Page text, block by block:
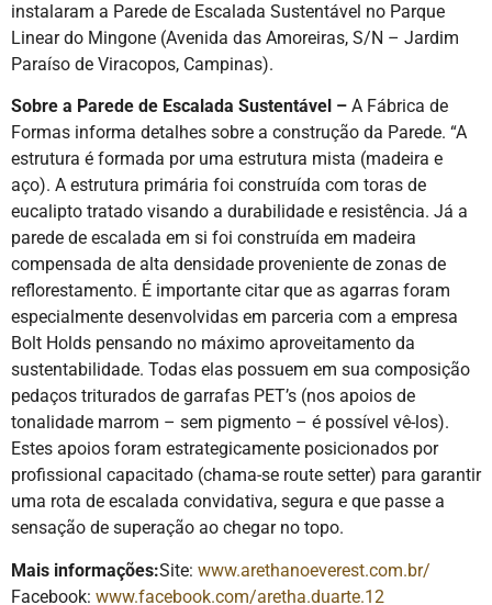
instalaram a Parede de Escalada Sustentável no Parque
Linear do Mingone (Avenida das Amoreiras, S/N – Jardim
Paraíso de Viracopos, Campinas).
Sobre a Parede de Escalada Sustentável – A Fábrica de
Formas informa detalhes sobre a construção da Parede. “A
estrutura é formada por uma estrutura mista (madeira e
aço). A estrutura primária foi construída com toras de
eucalipto tratado visando a durabilidade e resistência. Já a
parede de escalada em si foi construída em madeira
compensada de alta densidade proveniente de zonas de
reflorestamento. É importante citar que as agarras foram
especialmente desenvolvidas em parceria com a empresa
Bolt Holds pensando no máximo aproveitamento da
sustentabilidade. Todas elas possuem em sua composição
pedaços triturados de garrafas PET’s (nos apoios de
tonalidade marrom – sem pigmento – é possível vê-los).
Estes apoios foram estrategicamente posicionados por
profissional capacitado (chama-se route setter) para garantir
uma rota de escalada convidativa, segura e que passe a
sensação de superação ao chegar no topo.
Mais informações:Site: www.arethanoeverest.com.br/
Facebook: www.facebook.com/aretha.duarte.12